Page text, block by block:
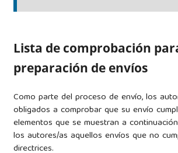
Lista de comprobación
preparación de envíos
Como parte del proceso de envío, los
obligados a comprobar que su envío
elementos que se muestran a
los autores/as aquellos envíos que no
directrices.